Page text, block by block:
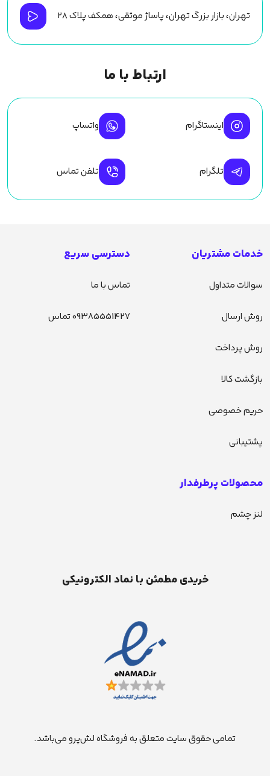
تهران، بازار بزرگ تهران، پاساژ موثقی، همکف پلاک ۲۸
ارتباط با ما
اینستاگرام واتساپ
تلگرام تلفن تماس
خدمات مشتریان
سوالات متداول
روش ارسال
روش پرداخت
بازگشت کالا
حریم خصوصی
پشتیبانی
دسترسی سریع
تماس با ما
09385551427 تماس
محصولات پرطرفدار
لنز چشم
خریدی مطمئن با نماد الکترونیکی
تمامی حقوق سایت متعلق به فروشگاه لش‌پرو می‌باشد.